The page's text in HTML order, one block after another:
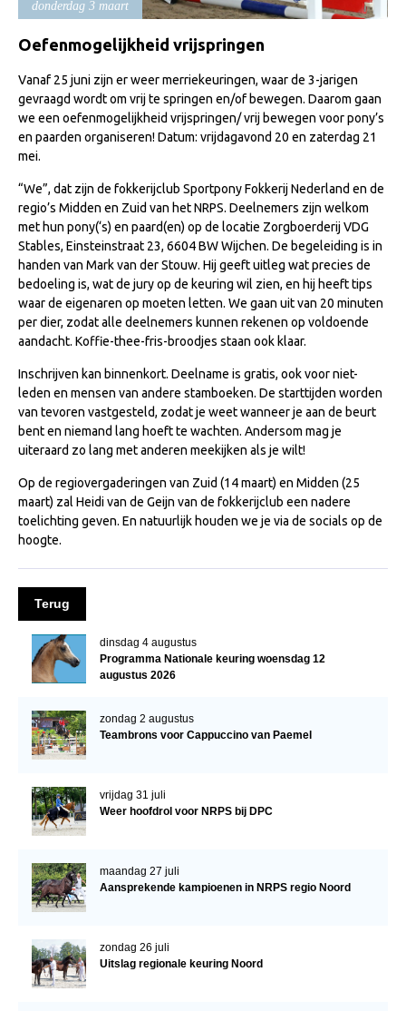
Import registratie
Veulenregistratie
I&R Registratie
Informatie overschrijven paspoort
Formulier overschrijven op naam
Gids voor Goede Praktijken
Marktplaats
Tarievenlijst
Veel gestelde vragen
Webshop
NRPS Select Sale
NRPS Keuringen
Hengstenkeuring
Regionale Keuringen
Nationale Keuring
Wereldkampioenschap Jonge Paarden
Dutch Pony Championship
Arabian Horse Events
Veulenregistratie
Veulens en merries
Zoek een NRPS paard
PEDIGREE ONLINE
Onze fokkerij
donderdag 3 maart
Oefenmogelijkheid vrijspringen
Vanaf 25 juni zijn er weer merriekeuringen, waar de 3-jarigen
gevraagd wordt om vrij te springen en/of bewegen. Daarom gaan
we een oefenmogelijkheid vrijspringen/ vrij bewegen voor pony’s
en paarden organiseren! Datum: vrijdagavond 20 en zaterdag 21
mei.
“We”, dat zijn de fokkerijclub Sportpony Fokkerij Nederland en de
regio’s Midden en Zuid van het NRPS. Deelnemers zijn welkom
met hun pony(‘s) en paard(en) op de locatie Zorgboerderij VDG
Stables, Einsteinstraat 23, 6604 BW Wijchen. De begeleiding is in
handen van Mark van der Stouw. Hij geeft uitleg wat precies de
bedoeling is, wat de jury op de keuring wil zien, en hij heeft tips
waar de eigenaren op moeten letten. We gaan uit van 20 minuten
per dier, zodat alle deelnemers kunnen rekenen op voldoende
aandacht. Koffie-thee-fris-broodjes staan ook klaar.
Inschrijven kan binnenkort. Deelname is gratis, ook voor niet-
leden en mensen van andere stamboeken. De starttijden worden
van tevoren vastgesteld, zodat je weet wanneer je aan de beurt
bent en niemand lang hoeft te wachten. Andersom mag je
uiteraard zo lang met anderen meekijken als je wilt!
Op de regiovergaderingen van Zuid (14 maart) en Midden (25
maart) zal Heidi van de Geijn van de fokkerijclub een nadere
toelichting geven. En natuurlijk houden we je via de socials op de
hoogte.
Terug
dinsdag 4 augustus
Programma Nationale keuring woensdag 12
augustus 2026
zondag 2 augustus
Teambrons voor Cappuccino van Paemel
vrijdag 31 juli
Weer hoofdrol voor NRPS bij DPC
maandag 27 juli
Aansprekende kampioenen in NRPS regio Noord
zondag 26 juli
Uitslag regionale keuring Noord